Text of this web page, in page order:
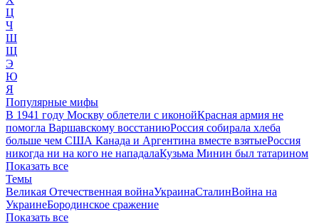
Ц
Ч
Ш
Щ
Э
Ю
Я
Популярные мифы
В 1941 году Москву облетели с иконойКрасная армия не
помогла Варшавскому восстаниюРоссия собирала хлеба
больше чем США Канада и Аргентина вместе взятыеРоссия
никогда ни на кого не нападалаКузьма Минин был татарином
Показать все
Темы
Великая Отечественная войнаУкраинаСталинВойна на
УкраинеБородинское сражение
Показать все